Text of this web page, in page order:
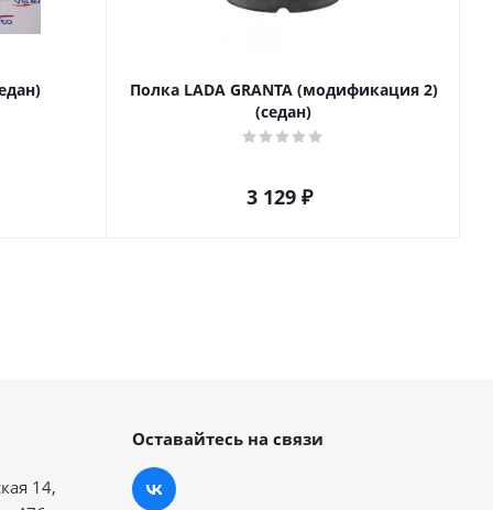
Полка LADA GRANTA (модификация 2)
(седан)
3 129 ₽
14,
Оставайтесь на связи